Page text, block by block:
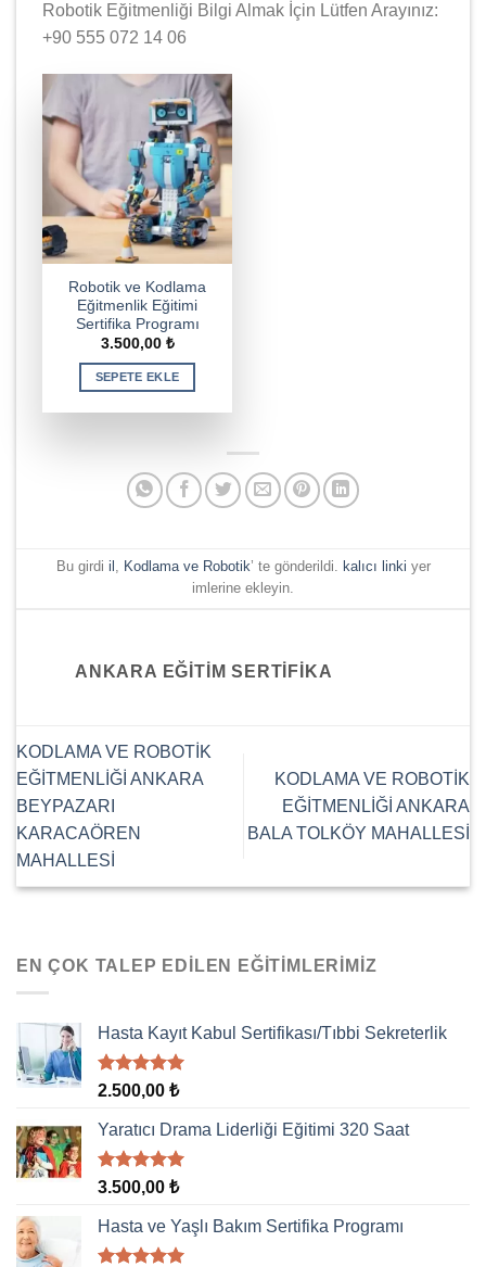
Robotik Eğitmenliği Bilgi Almak İçin Lütfen Arayınız:
+90 555 072 14 06
Robotik ve Kodlama
Eğitmenlik Eğitimi
Sertifika Programı
3.500,00 ₺
SEPETE EKLE
Bu girdi il , Kodlama ve Robotik’ te gönderildi. kalıcı linki yer
imlerine ekleyin.
ANKARA EĞITIM SERTIFIKA
KODLAMA VE ROBOTİK
EĞİTMENLİĞİ ANKARA
BEYPAZARI
KARACAÖREN
MAHALLESİ
KODLAMA VE ROBOTİK
EĞİTMENLİĞİ ANKARA
BALA TOLKÖY MAHALLESİ
EN ÇOK TALEP EDILEN EĞITIMLERIMIZ
Hasta Kayıt Kabul Sertifikası/Tıbbi Sekreterlik
5 üzerinden
aldı
2.500,00 ₺
Yaratıcı Drama Liderliği Eğitimi 320 Saat
5 üzerinden
aldı
3.500,00 ₺
Hasta ve Yaşlı Bakım Sertifika Programı